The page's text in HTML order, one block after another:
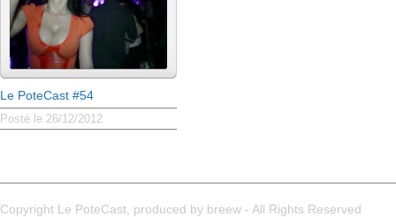
Le PoteCast #54
Posté le 26/12/2012
Copyright Le PoteCast, produced by breew - All Rights Reserved